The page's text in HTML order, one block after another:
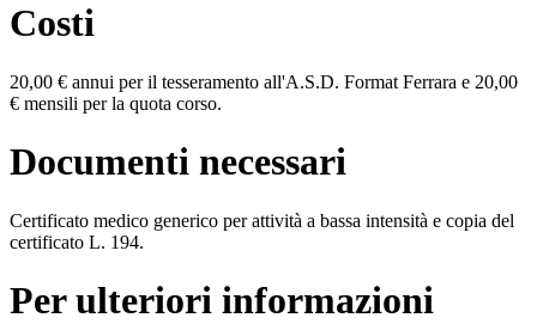
Costi
20,00 € annui per il tesseramento all'A.S.D. Format Ferrara e 20,00
€ mensili per la quota corso.
Documenti necessari
Certificato medico generico per attività a bassa intensità e copia del
certificato L. 194.
Per ulteriori informazioni